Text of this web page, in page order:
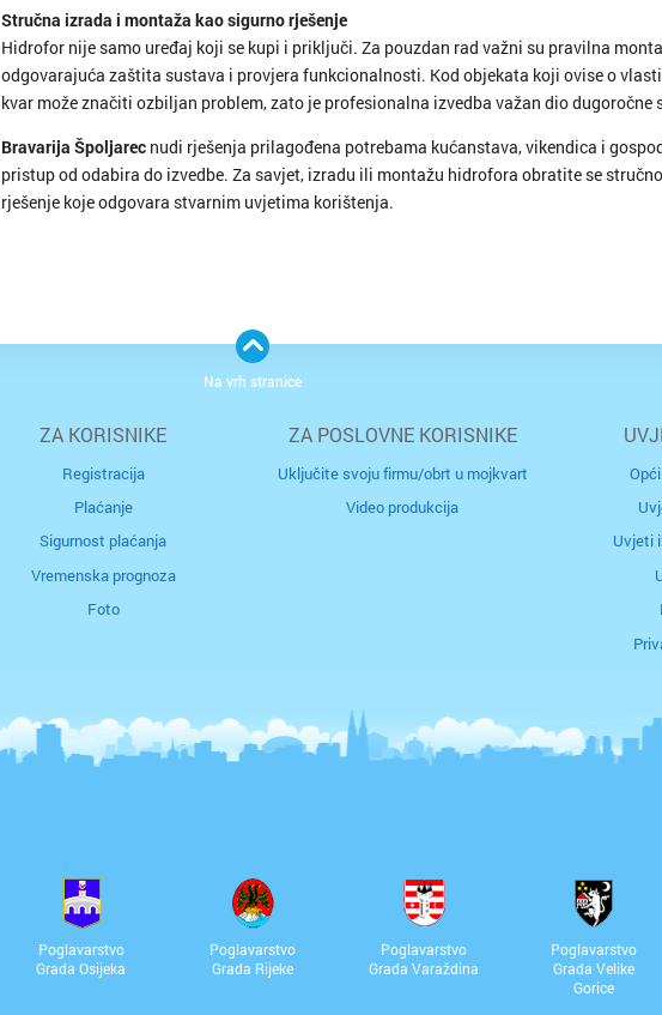
Stručna izrada i montaža kao sigurno rješenje
Hidrofor nije samo uređaj koji se kupi i priključi. Za pouzdan rad važni su pravilna
odgovarajuća zaštita sustava i provjera funkcionalnosti. Kod objekata koji ovise o
kvar može značiti ozbiljan problem, zato je profesionalna izvedba važan dio dugoročne
Bravarija Špoljarec nudi rješenja prilagođena potrebama kućanstava, vikendica i
pristup od odabira do izvedbe. Za savjet, izradu ili montažu hidrofora obratite se
rješenje koje odgovara stvarnim uvjetima korištenja.
ZA KORISNIKE
Registracija
Plaćanje
Sigurnost plaćanja
Vremenska prognoza
Foto
ZA POSLOVNE KORISNIKE
Uključite svoju firmu/obrt u mojkvart
Video produkcija
Uvjeti
Poglavarstvo
Grada Osijeka
Poglavarstvo
Grada Rijeke
Poglavarstvo
Grada Varaždina
Poglavarstvo
Grada Velike
Gorice
Na vrh stranice